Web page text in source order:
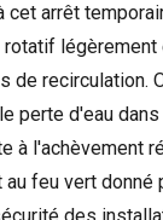
cet arrêt
légèrement
de recirculation.
perte d'eau
à l'achèvement
au feu vert donné